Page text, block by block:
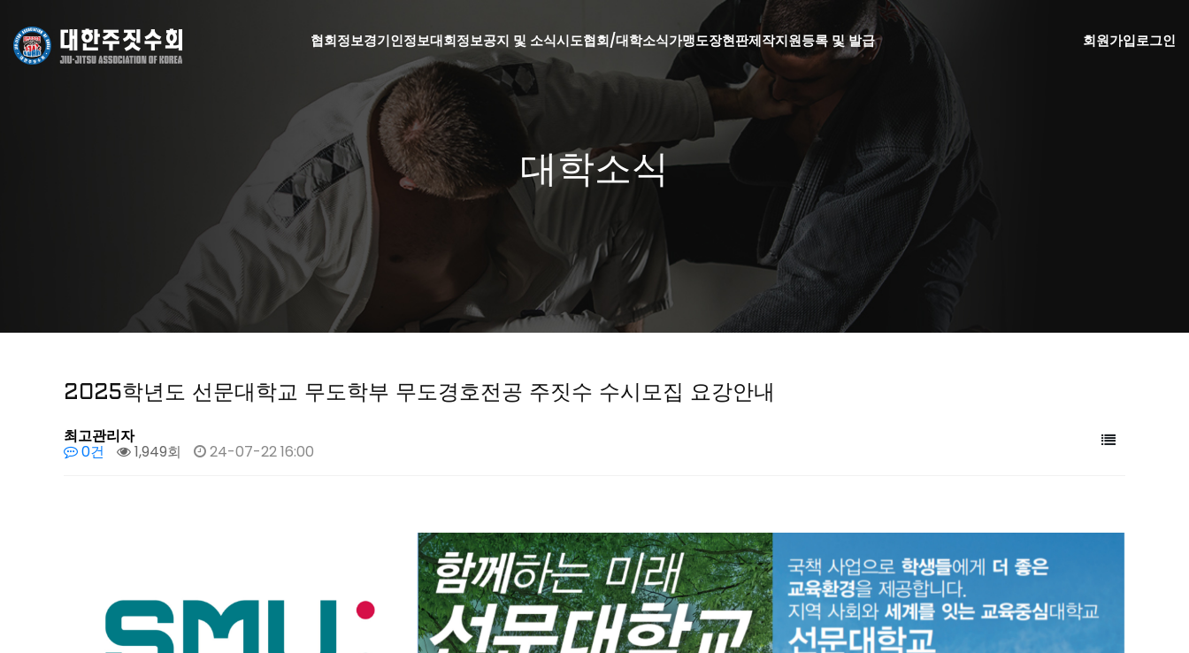
협회정보경기인정보대회정보공지 및 소식시도협회/대학소식가맹도장현판제작지원등록 및 발급 회원가입로그인
대학소식
2025학년도 선문대학교 무도학부 무도경호전공 주짓수 수시모집 요강안내
최고관리자
0건 1,949회 24-07-22 16:00